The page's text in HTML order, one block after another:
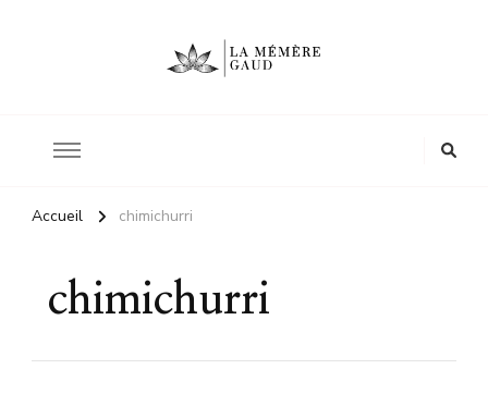
Accueil chimichurri
chimichurri